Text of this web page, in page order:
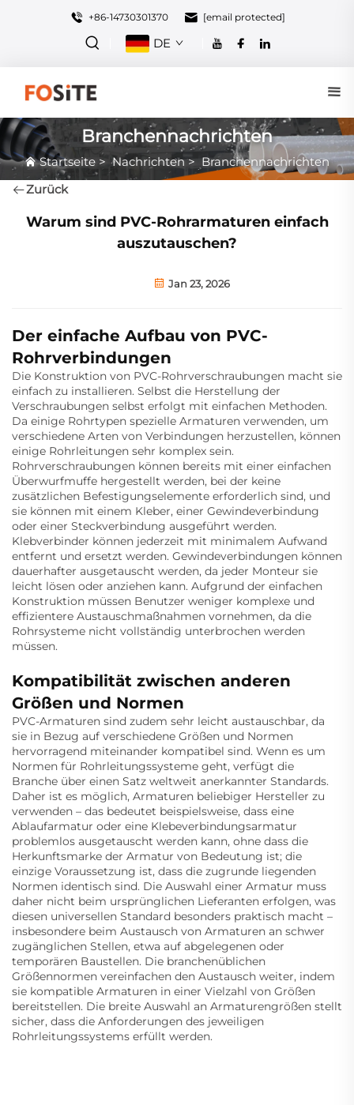
+86-14730301370 [email protected]
DE
Branchennachrichten
Startseite >Nachrichten> Branchennachrichten
Zurück
Warum sind PVC-Rohrarmaturen einfach
auszutauschen?
Jan 23, 2026
Der einfache Aufbau von PVC-
Rohrverbindungen
Die Konstruktion von PVC-Rohrverschraubungen macht sie
einfach zu installieren. Selbst die Herstellung der
Verschraubungen selbst erfolgt mit einfachen Methoden.
Da einige Rohrtypen spezielle Armaturen verwenden, um
verschiedene Arten von Verbindungen herzustellen, können
einige Rohrleitungen sehr komplex sein.
Rohrverschraubungen können bereits mit einer einfachen
Überwurfmuffe hergestellt werden, bei der keine
zusätzlichen Befestigungselemente erforderlich sind, und
sie können mit einem Kleber, einer Gewindeverbindung
oder einer Steckverbindung ausgeführt werden.
Klebverbinder können jederzeit mit minimalem Aufwand
entfernt und ersetzt werden. Gewindeverbindungen können
dauerhafter ausgetauscht werden, da jeder Monteur sie
leicht lösen oder anziehen kann. Aufgrund der einfachen
Konstruktion müssen Benutzer weniger komplexe und
effizientere Austauschmaßnahmen vornehmen, da die
Rohrsysteme nicht vollständig unterbrochen werden
müssen.
Kompatibilität zwischen anderen
Größen und Normen
PVC-Armaturen sind zudem sehr leicht austauschbar, da
sie in Bezug auf verschiedene Größen und Normen
hervorragend miteinander kompatibel sind. Wenn es um
Normen für Rohrleitungssysteme geht, verfügt die
Branche über einen Satz weltweit anerkannter Standards.
Daher ist es möglich, Armaturen beliebiger Hersteller zu
verwenden – das bedeutet beispielsweise, dass eine
Ablaufarmatur oder eine Klebeverbindungsarmatur
problemlos ausgetauscht werden kann, ohne dass die
Herkunftsmarke der Armatur von Bedeutung ist; die
einzige Voraussetzung ist, dass die zugrunde liegenden
Normen identisch sind. Die Auswahl einer Armatur muss
daher nicht beim ursprünglichen Lieferanten erfolgen, was
diesen universellen Standard besonders praktisch macht –
insbesondere beim Austausch von Armaturen an schwer
zugänglichen Stellen, etwa auf abgelegenen oder
temporären Baustellen. Die branchenüblichen
Größennormen vereinfachen den Austausch weiter, indem
sie kompatible Armaturen in einer Vielzahl von Größen
bereitstellen. Die breite Auswahl an Armaturengrößen stellt
sicher, dass die Anforderungen des jeweiligen
Rohrleitungssystems erfüllt werden.